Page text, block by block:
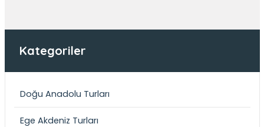
Kategoriler
Doğu Anadolu Turları
Ege Akdeniz Turları